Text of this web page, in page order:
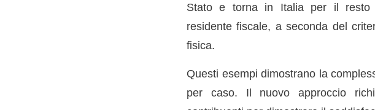
Stato e torna in Italia per il resto
residente fiscale, a seconda del
fisica.
Questi esempi dimostrano la
per caso. Il nuovo approccio